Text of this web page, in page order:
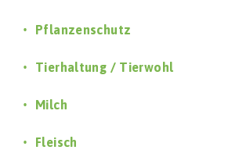
Pflanzenschutz
Tierhaltung / Tierwohl
Milch
Fleisch